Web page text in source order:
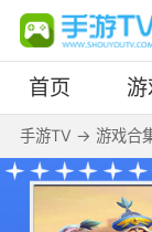
首页
手游TV -> 游戏合